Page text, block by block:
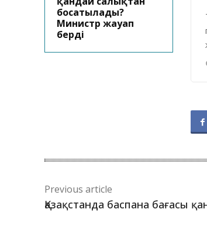
босатылады?
Министр жауап
берді
Previous article
Қазақстанда баспана бағасы